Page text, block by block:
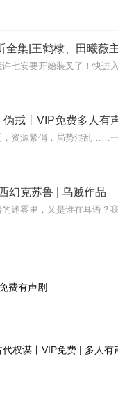
集|王鹤棣、田曦薇
戒丨VIP免费多人有
幻克苏鲁 | 乌贼作品
费有声剧
权谋丨VIP免费 | 多人有